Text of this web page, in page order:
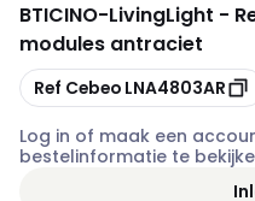
BTICINO-LivingLight -
modules antraciet
Kopiëren
Ref Cebeo LNA4803AR
Log in of maak een
bestelinformatie te